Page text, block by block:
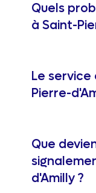
Quels
à Saint-
Le
Pierre-
Que
d'Amilly ?